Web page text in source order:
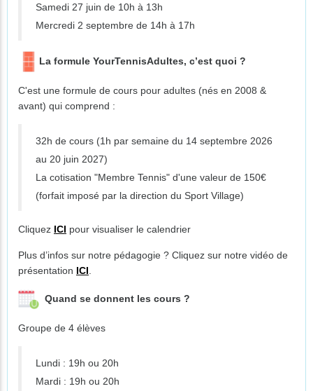
Samedi 27 juin de 10h à 13h
Mercredi 2 septembre de 14h à 17h
La formule YourTennisAdultes, c’est quoi ?
C'est une formule de cours pour adultes (nés en 2008 &
avant) qui comprend :
32h de cours (1h par semaine du 14 septembre 2026
au 20 juin 2027)
La cotisation "Membre Tennis" d'une valeur de 150€
(forfait imposé par la direction du Sport Village)
Cliquez ICI pour visualiser le calendrier
Plus d’infos sur notre pédagogie ? Cliquez sur notre vidéo de
présentation ICI
Quand se donnent les cours ?
Groupe de 4 élèves
Lundi : 19h ou 20h
Mardi : 19h ou 20h